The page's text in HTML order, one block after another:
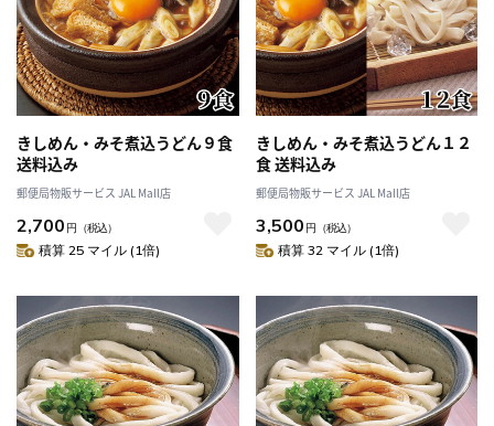
きしめん・みそ煮込うどん９食
送料込み
郵便局物販サービス JAL Mall店
2,700 円 （税込）
積算 25 マイル (1倍)
きしめん・みそ煮込うどん１２
食 送料込み
郵便局物販サービス JAL Mall店
3,500 円 （税込）
積算 32 マイル (1倍)